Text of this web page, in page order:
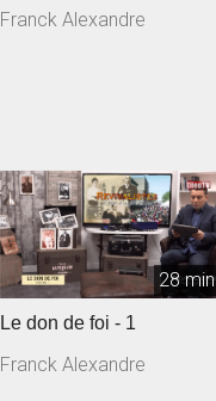
Franck Alexandre
28 min
Le don de foi - 1
Franck Alexandre